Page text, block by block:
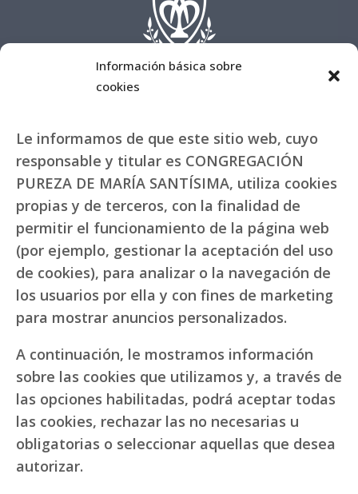
Información básica sobre
cookies
Le informamos de que este sitio web, cuyo
responsable y titular es CONGREGACIÓN
PUREZA DE MARÍA SANTÍSIMA, utiliza cookies
propias y de terceros, con la finalidad de
permitir el funcionamiento de la página web
(por ejemplo, gestionar la aceptación del uso
de cookies), para analizar o la navegación de
los usuarios por ella y con fines de marketing
para mostrar anuncios personalizados.
A continuación, le mostramos información
sobre las cookies que utilizamos y, a través de
las opciones habilitadas, podrá aceptar todas
las cookies, rechazar las no necesarias u
obligatorias o seleccionar aquellas que desea
autorizar.